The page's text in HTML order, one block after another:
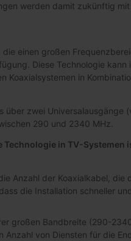
werden damit zukünftig
einen großen
Diese Technologie kann
in
zwei Universalausgänge
290 und 2340 MHz.
in TV-Systemen
Anzahl der Koaxialkabel, die
die Installation schneller
großen Bandbreite (290-
von Diensten für die